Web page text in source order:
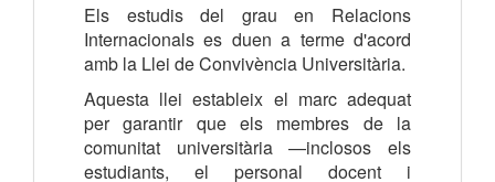
Els estudis del grau en Relacions
Internacionals es duen a terme d'acord
amb la Llei de Convivència Universitària.
Aquesta llei estableix el marc adequat
per garantir que els membres de la
comunitat universitària —inclosos els
estudiants, el personal docent i